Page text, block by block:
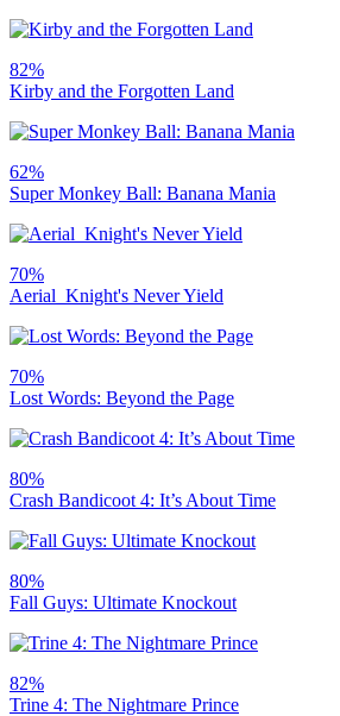
82%
Kirby and the Forgotten Land
62%
Super Monkey Ball: Banana Mania
70%
Aerial_Knight's Never Yield
70%
Lost Words: Beyond the Page
80%
Crash Bandicoot 4: It’s About Time
80%
Fall Guys: Ultimate Knockout
82%
Trine 4: The Nightmare Prince